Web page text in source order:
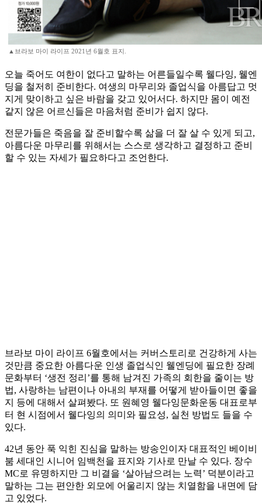
▲브라보 마이 라이프 2021년 6월호 표지.
오늘 죽어도 여한이 없다고 말하는 어른들일수록 웰다잉, 웰엔
딩을 철저히 준비한다. 여생의 마무리와 졸업식을 아름답고 멋
지게 맞이하고 싶은 바람을 갖고 있어서다. 하지만 몸이 예전
같지 않은 어르신들은 마음처럼 준비가 쉽지 않다.
전문가들은 죽음을 잘 준비할수록 삶을 더 잘 살 수 있게 되고,
아름다운 마무리를 위해서는 스스로 생각하고 결정하고 준비
할 수 있는 자세가 필요하다고 조언한다.
브라보 마이 라이프 6월호에서는 커버스토리로 건강하게 사는
것만큼 중요한 아름다운 인생 졸업식인 웰엔딩에 필요한 장례
문화부터 ‘생전 정리’를 통해 남겨진 가족의 회한을 줄이는 방
법, 사랑하는 남편이나 아내의 부재를 어떻게 받아들이면 좋을
지 등에 대해서 살펴봤다. 또 원혜영 웰다잉문화운동 대표로부
터 현 시점에서 웰다잉의 의미와 필요성, 실천 방법도 들을 수
있다.
42년 동안 푹 익힌 진심을 말하는 방송인이자 대표적인 베이비
붐 세대인 시니어 임백천을 표지와 기사로 만날 수 있다. 장수
MC로 유명하지만 그 비결을 ‘살아남으려는 노력’ 덕분이라고
말하는 그는 편안한 외모에 어울리지 않는 치열함을 내면에 담
고 있었다.